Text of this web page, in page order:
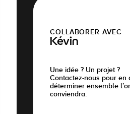
COLLABORER AVEC
Kévin
Une idée ? Un projet ?
Contactez-nous pour en
déterminer ensemble
conviendra.